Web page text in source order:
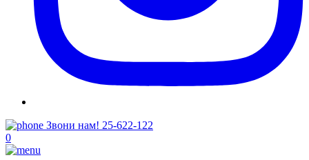
Звони нам! 25-622-122
0